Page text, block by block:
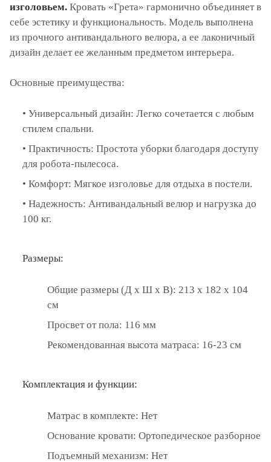
изголовьем. Кровать «Грета» гармонично объединяет в
себе эстетику и функциональность. Модель выполнена
из прочного антивандального велюра, а ее лаконичный
дизайн делает ее желанным предметом интерьера.
Основные преимущества:
• Универсальный дизайн: Легко сочетается с любым
стилем спальни.
• Практичность: Простота уборки благодаря доступу
для робота-пылесоса.
• Комфорт: Мягкое изголовье для отдыха в постели.
• Надежность: Антивандальный велюр и нагрузка до
100 кг.
Размеры:
Общие размеры (Д x Ш x В): 213 x 182 x 104
см
Просвет от пола: 116 мм
Рекомендованная высота матраса: 16-23 см
Комплектация и функции:
Матрас в комплекте: Нет
Основание кровати: Ортопедическое разборное
Подъемный механизм: Нет